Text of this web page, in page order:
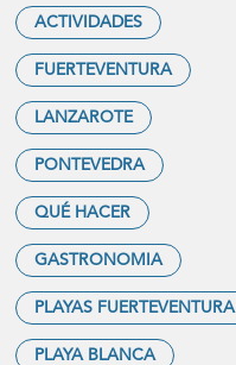
ACTIVIDADES
FUERTEVENTURA
LANZAROTE
PONTEVEDRA
QUÉ HACER
GASTRONOMIA
PLAYAS FUERTEVENTURA
PLAYA BLANCA